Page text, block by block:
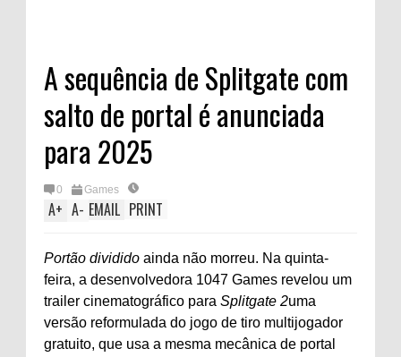
A sequência de Splitgate com
salto de portal é anunciada
para 2025
0 Games
A+ A- EMAIL PRINT
Portão dividido ainda não morreu. Na quinta-
feira, a desenvolvedora 1047 Games revelou um
trailer cinematográfico para Splitgate 2uma
versão reformulada do jogo de tiro multijogador
gratuito, que usa a mesma mecânica de portal